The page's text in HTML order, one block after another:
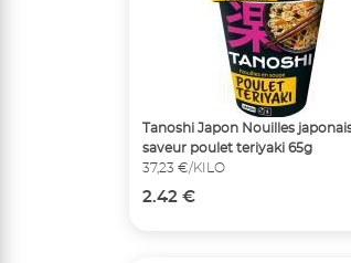
Tanoshi Japon Nouilles
saveur poulet teriyaki 65g
37,23 €/KILO
2.42 €